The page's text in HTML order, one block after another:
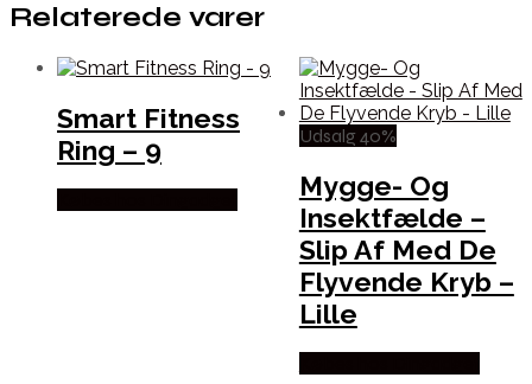
Relaterede varer
Smart Fitness
Ring – 9
Udsalg 40%
Mygge- Og
Insektfælde –
Slip Af Med De
Flyvende Kryb –
Lille